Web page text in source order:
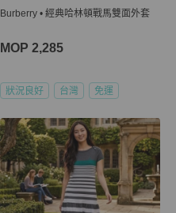
Burberry • 經典哈林頓戰馬雙面外套
MOP 2,285
狀況良好 台灣 免運